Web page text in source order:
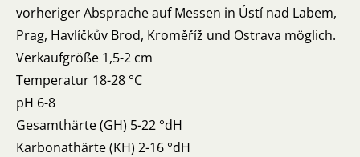
vorheriger Absprache auf Messen in Ústí nad Labem,
Prag, Havlíčkův Brod, Kroměříž und Ostrava möglich.
Verkaufgröße 1,5-2 cm
Temperatur 18-28 °C
pH 6-8
Gesamthärte (GH) 5-22 °dH
Karbonathärte (KH) 2-16 °dH